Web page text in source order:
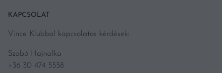
KAPCSOLAT
Vince Klubbal kapcsolatos kérdések:
Szabó Hajnalka
+36 30 474 5558